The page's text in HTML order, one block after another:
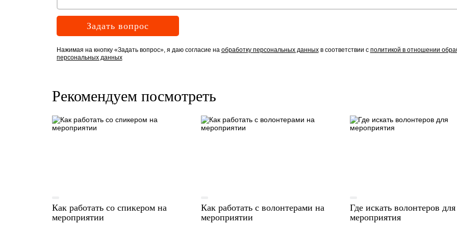
Задать вопрос
Нажимая на кнопку «Задать вопрос», я даю согласие на обработку персональных данныхв соответствии с политикой в отношении
персональных данных
Рекомендуем посмотреть
Как работать со спикером на
мероприятии
Как работать с волонтерами на
мероприятии
Где искать волонтеров для
мероприятия